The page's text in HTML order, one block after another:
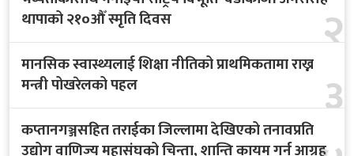
२
थापाको २१०औँ स्मृति दिवस
३
मानसिक स्वास्थ्यलाई शिक्षा नीतिको प्राथमिकतामा राख्न
मन्त्री पोखरेलको पहल
कप्तानगञ्जसहित तराईका जिल्लामा देखिएको तनावप्रति
उद्योग वाणिज्य महासंघको चिन्ता, शान्ति कायम गर्न आग्रह